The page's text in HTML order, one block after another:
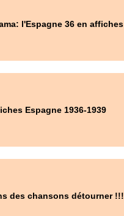
l'Espagne 36 en affiches
Espagne 1936-1939
des chansons détourner !!!